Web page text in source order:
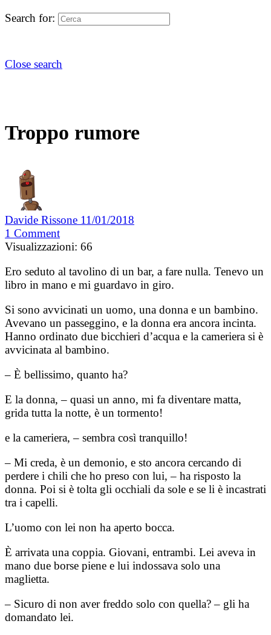
Search for:
Close search
Troppo rumore
Davide Rissone 11/01/2018
1 Comment
Visualizzazioni: 66
Ero seduto al tavolino di un bar, a fare nulla. Tenevo un
libro in mano e mi guardavo in giro.
Si sono avvicinati un uomo, una donna e un bambino.
Avevano un passeggino, e la donna era ancora incinta.
Hanno ordinato due bicchieri d’acqua e la cameriera si è
avvicinata al bambino.
– È bellissimo, quanto ha?
E la donna, – quasi un anno, mi fa diventare matta,
grida tutta la notte, è un tormento!
e la cameriera, – sembra così tranquillo!
– Mi creda, è un demonio, e sto ancora cercando di
perdere i chili che ho preso con lui, – ha risposto la
donna. Poi si è tolta gli occhiali da sole e se li è incastrati
tra i capelli.
L’uomo con lei non ha aperto bocca.
È arrivata una coppia. Giovani, entrambi. Lei aveva in
mano due borse piene e lui indossava solo una
maglietta.
– Sicuro di non aver freddo solo con quella? – gli ha
domandato lei.